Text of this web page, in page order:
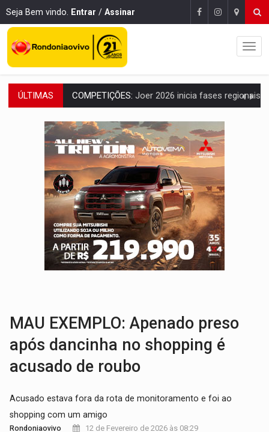
Seja Bem vindo. Entrar / Assinar
ÚLTIMAS PERIGO:Moradores denunciam escuridão e insegurança na Estrada
COLIGAÇÃO:Reabertura de ação no TSE pode resultar em cassação de prefeita
INCLUSÃO:APAE Porto Velho abre inscrições para
CLUBE DOS R$ 00,00:21 candidatos declaram patrimônio zero em Rondônia
INTERIOR:Ouro Preto do Oeste realiza Cavalgada da Expo Show
DESENVOLVIMENTO:Ideb avança nos anos iniciais do ensino
VULGO 'UNIÃO':Chefe de facção criminosa é preso durante
Publicação Legal:CONVOCAÇÃO DAS ELEIÇÕES:
MAU EXEMPLO: Apenado preso
após dancinha no shopping é
acusado de roubo
Acusado estava fora da rota de monitoramento e foi ao
shopping com um amigo
Rondoniaovivo
12 de Fevereiro de 2026 às 08:29